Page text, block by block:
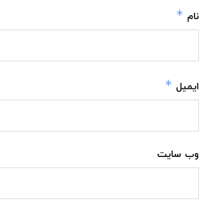
نام *
ایمیل *
وب‌ سایت